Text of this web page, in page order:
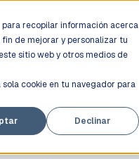
recopilar información acerca
de mejorar y personalizar tu
sitio web y otros medios de
cookie en tu navegador para
Declinar